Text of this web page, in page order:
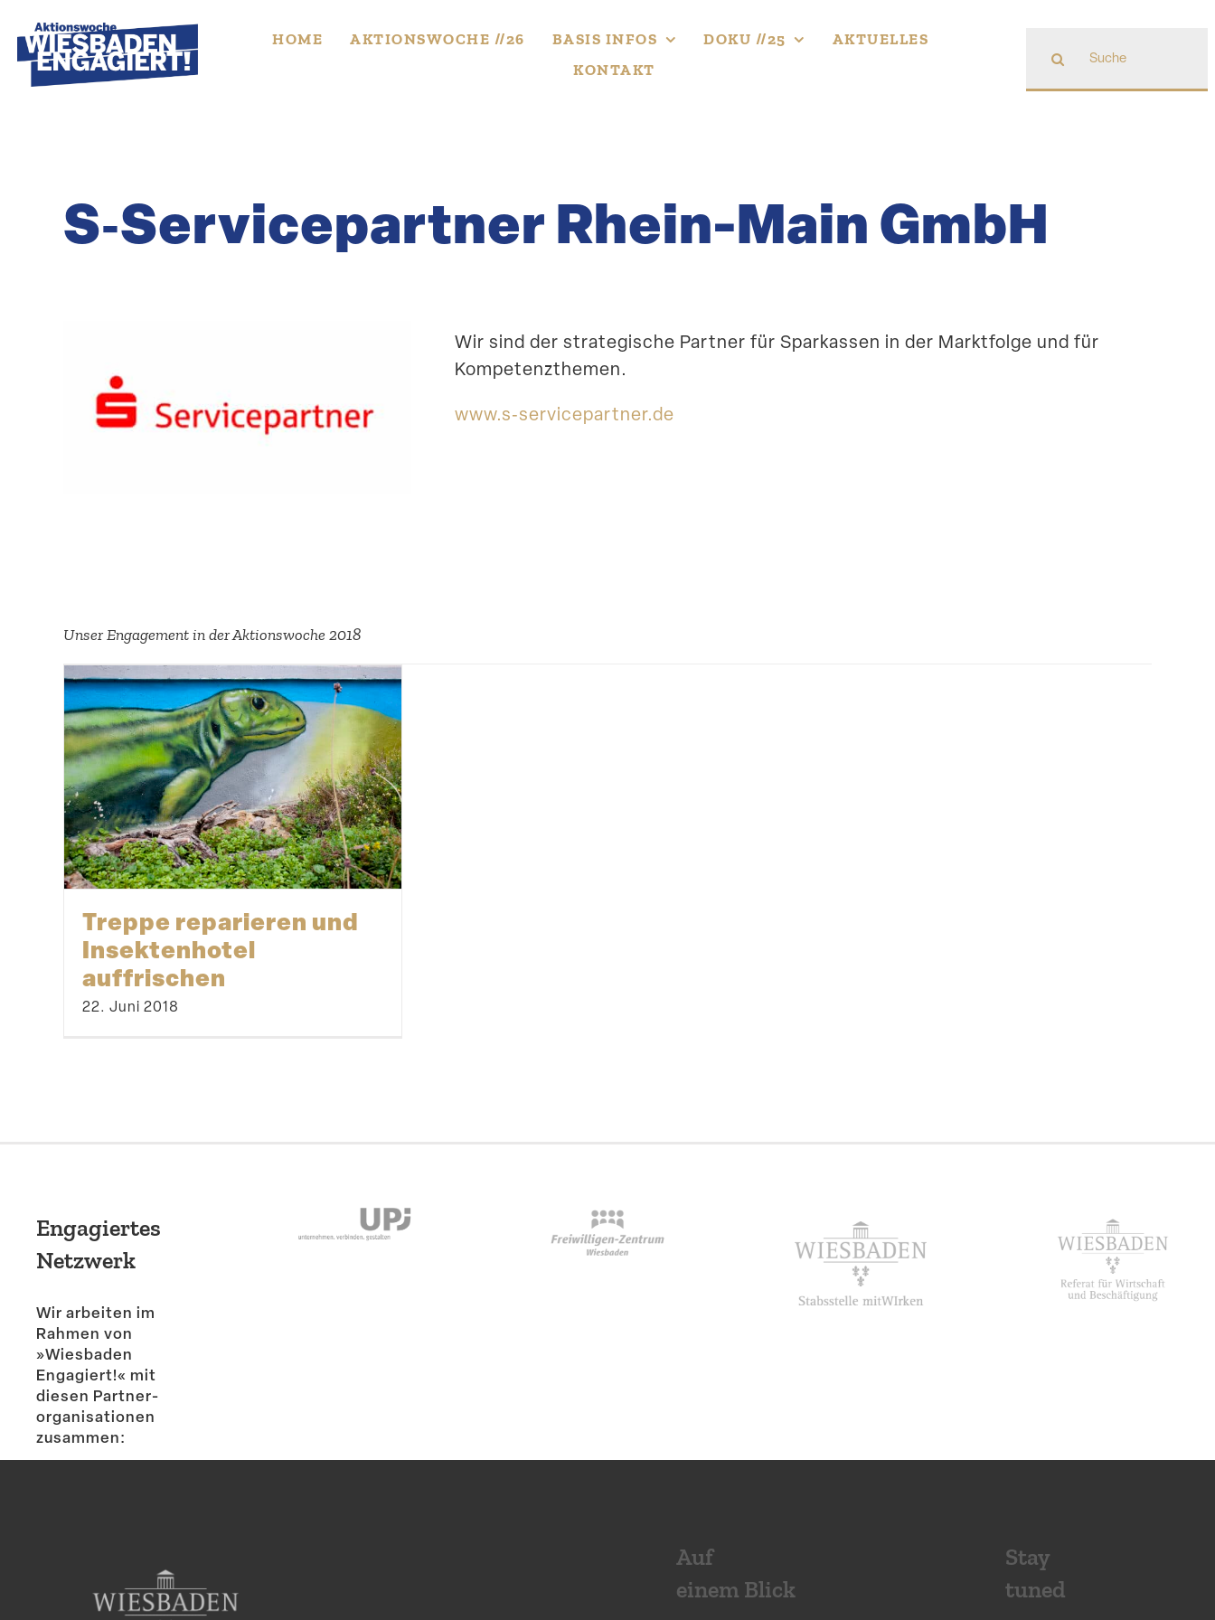
to
content
HOME AKTIONS­WOCHE //26 BASIS INFOS DOKU //25
AKTUELLES
KONTAKT
nach:
S‑Servicepartner Rhein-Main GmbH
Wir sind der strate­gische Partner für Sparkassen in der Markt­folge und für
Kompetenzthemen.
www.s‑servicepartner.de
Unser Engagement in der Aktions­woche 2018
Treppe reparieren und
Insek­ten­hotel
auffrischen
22. Juni 2018
Engagiertes
Netzwerk
Wir arbeiten im
Rahmen von
»Wiesbaden
Engagiert!« mit
diesen Partner­
or­ga­ni­sa­tionen
zusammen:
Auf
einem Blick
Stay
tuned